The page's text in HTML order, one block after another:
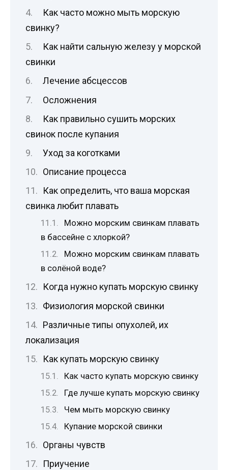
Как часто можно мыть морскую
свинку?
Как найти сальную железу у морской
свинки
Лечение абсцессов
Осложнения
Как правильно сушить морских
свинок после купания
Уход за коготками
Описание процесса
Как определить, что ваша морская
свинка любит плавать
Можно морским свинкам плавать
в бассейне с хлоркой?
Можно морским свинкам плавать
в солёной воде?
Когда нужно купать морскую свинку
Физиология морской свинки
Различные типы опухолей, их
локализация
Как купать морскую свинку
Как часто купать морскую свинку
Где лучше купать морскую свинку
Чем мыть морскую свинку
Купание морской свинки
Органы чувств
Приучение